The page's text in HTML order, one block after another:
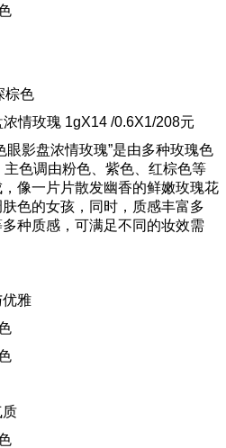
色
情玫瑰 1gX14 /0.6X1/208元
影盘浓情玫瑰”是由多种玫瑰色
色调由粉色、紫色、红棕色等
像一片片散发幽香的鲜嫩玫瑰花
色的女孩，同时，质感丰富多
种质感，可满足不同的妆效需
雅